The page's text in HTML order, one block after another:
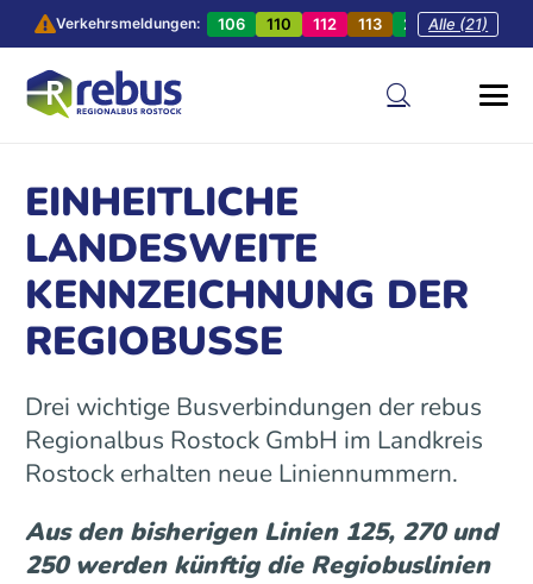
Verkehrsmeldungen: 106 110 112 113 201 202
Alle (21)
EINHEITLICHE
LANDESWEITE
KENNZEICHNUNG DER
REGIOBUSSE
Drei wichtige Busverbindungen der rebus
Regionalbus Rostock GmbH im Landkreis
Rostock erhalten neue Liniennummern.
Aus den bisherigen Linien 125, 270 und
250 werden künftig die Regiobuslinien